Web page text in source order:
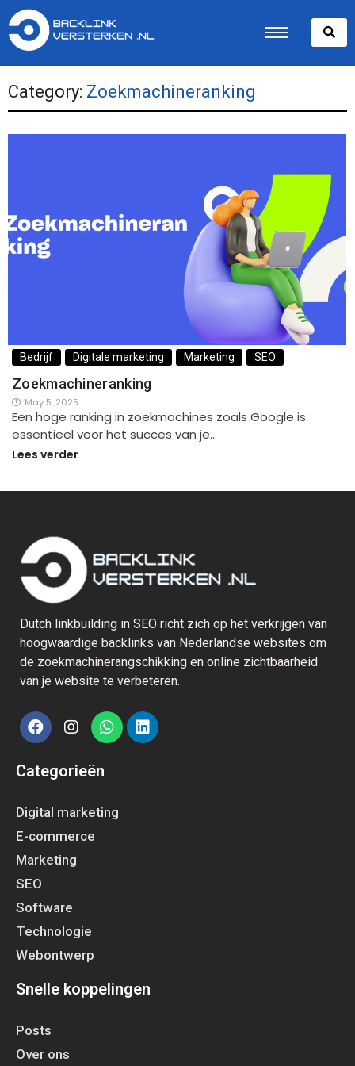
Category: Zoekmachineranking
Bedrijf Digitale marketing Marketing SEO
Zoekmachineranking
May 5, 2025
Een hoge ranking in zoekmachines zoals Google is
essentieel voor het succes van je…
Lees verder
Dutch linkbuilding in SEO richt zich op het verkrijgen van
hoogwaardige backlinks van Nederlandse websites om
de zoekmachinerangschikking en online zichtbaarheid
van je website te verbeteren.
Categorieën
Digital marketing
E-commerce
Marketing
SEO
Software
Technologie
Webontwerp
Snelle koppelingen
Posts
Over ons